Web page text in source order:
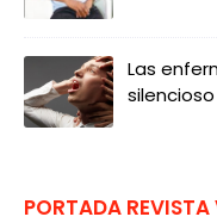
Las
silencioso
PORTADA REVISTA